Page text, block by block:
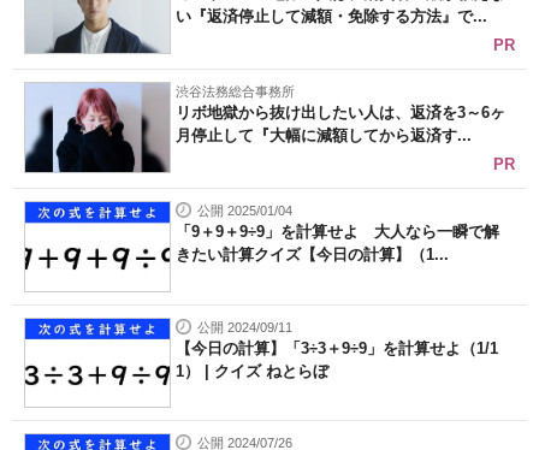
い『返済停止して減額・免除する方法』で...
PR
渋谷法務総合事務所
リボ地獄から抜け出したい人は、返済を3～6ヶ
月停止して『大幅に減額してから返済す...
PR
公開 2025/01/04
「9＋9＋9÷9」を計算せよ 大人なら一瞬で解
きたい計算クイズ【今日の計算】（1...
公開 2024/09/11
【今日の計算】「3÷3＋9÷9」を計算せよ（1/1
1） | クイズ ねとらぼ
公開 2024/07/26